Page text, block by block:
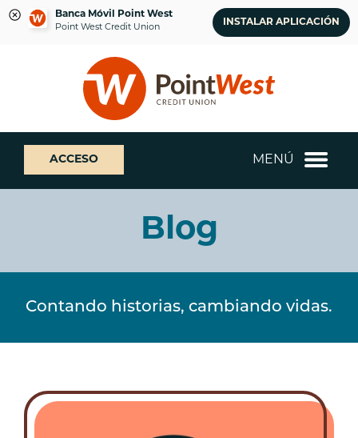
Banca Móvil Point West
Point West Credit Union
INSTALAR APLICACIÓN
sesión
banca
web
¿Qué
podemos
ayudarte
a
ACCESO MENÚ
Blog
Contando historias, cambiando vidas.